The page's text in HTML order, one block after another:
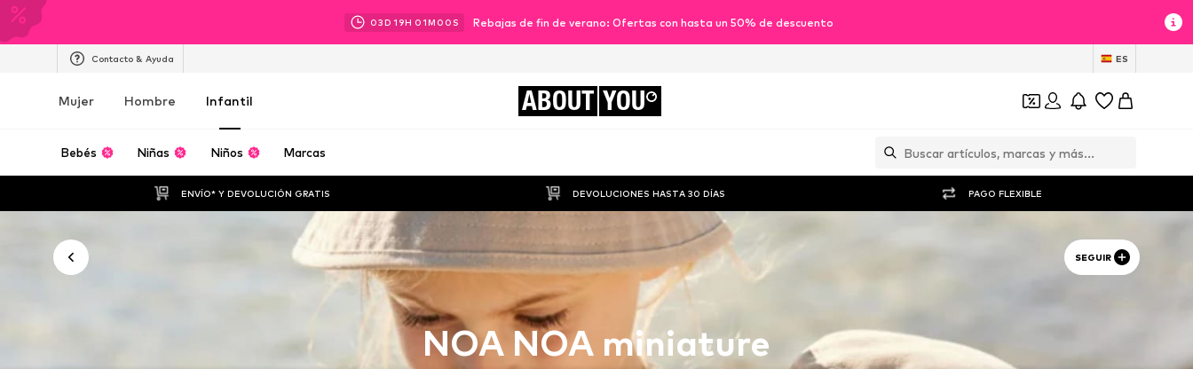
03D 19H 00M59 S Rebajas de fin de verano: Ofertas con hasta un 50% de descuento
Contacto & Ayuda ES
Mujer Hombre Infantil ABOUT YOU
Bebés Niñas Niños Marcas
ENVÍO* Y DEVOLUCIÓN GRATIS DEVOLUCIONES HASTA 30 DÍAS PAGO FLEXIBLE
SEGUIR
NOA NOA miniature